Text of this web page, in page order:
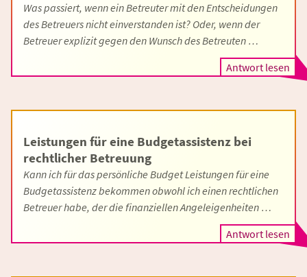
Was passiert, wenn ein Betreuter mit den Entscheidungen
des Betreuers nicht einverstanden ist? Oder, wenn der
Betreuer explizit gegen den Wunsch des Betreuten …
Antwort lesen
Leistungen für eine Budgetassistenz bei
rechtlicher Betreuung
Kann ich für das persönliche Budget Leistungen für eine
Budgetassistenz bekommen obwohl ich einen rechtlichen
Betreuer habe, der die finanziellen Angeleigenheiten …
Antwort lesen